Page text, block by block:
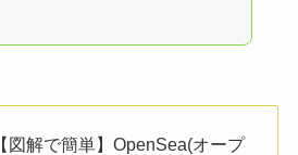
【図解で簡単】OpenSea(オープ